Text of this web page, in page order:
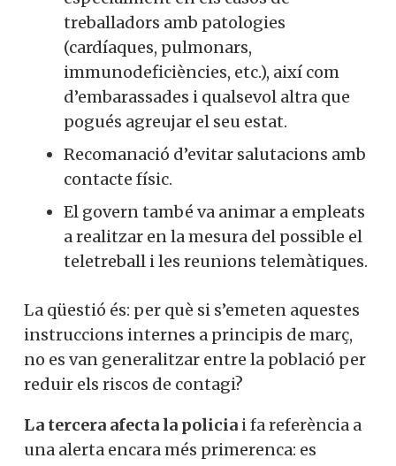
treballadors amb patologies
(cardíaques, pulmonars,
immunodeficiències, etc.), així com
d’embarassades i qualsevol altra que
pogués agreujar el seu estat.
Recomanació d’evitar salutacions amb
contacte físic.
El govern també va animar a empleats
arealitzar en la mesura del possible el
teletreball iles reunions telemàtiques.
La qüestió és: per què si s’emeten aquestes
instruccions internes a principis de març,
no es van generalitzar entre la població per
reduir els riscos de contagi?
La tercera afecta la policia i fa referència a
una alerta encara més primerenca: es